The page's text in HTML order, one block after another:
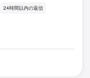
24時間以内の返信